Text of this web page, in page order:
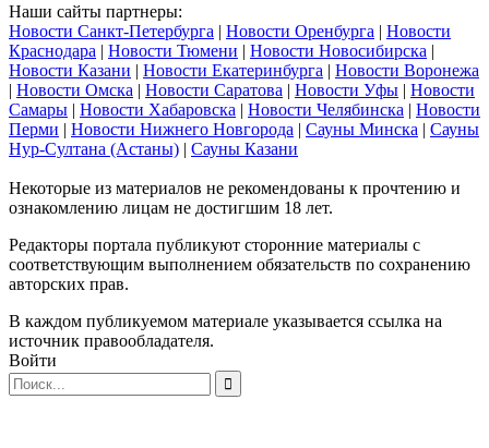
Наши сайты партнеры:
Новости Санкт-Петербурга | Новости Оренбурга | Новости
Краснодара | Новости Тюмени | Новости Новосибирска |
Новости Казани | Новости Екатеринбурга | Новости Воронежа
| Новости Омска | Новости Саратова | Новости Уфы | Новости
Самары | Новости Хабаровска | Новости Челябинска | Новости
Перми | Новости Нижнего Новгорода | Сауны Минска | Сауны
Нур-Султана (Астаны) | Сауны Казани
Некоторые из материалов не рекомендованы к прочтению и
ознакомлению лицам не достигшим 18 лет.
Редакторы портала публикуют сторонние материалы с
соответствующим выполнением обязательств по сохранению
авторских прав.
В каждом публикуемом материале указывается ссылка на
источник правообладателя.
Войти